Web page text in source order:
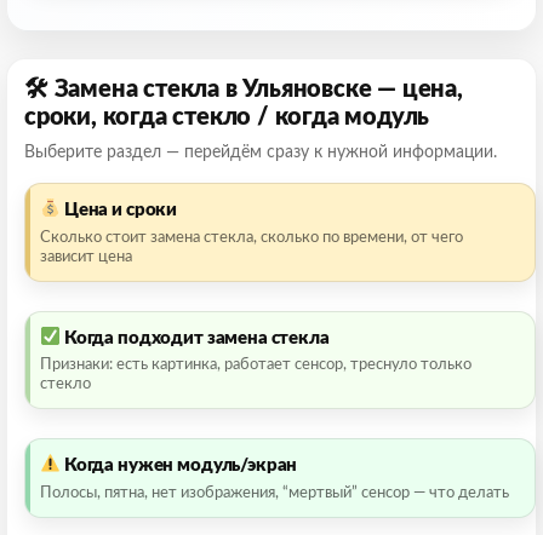
🛠 Замена стекла в Ульяновске — цена,
сроки, когда стекло / когда модуль
Выберите раздел — перейдём сразу к нужной информации.
Цена и сроки
Сколько стоит замена стекла, сколько по времени, от чего
зависит цена
Когда подходит замена стекла
Признаки: есть картинка, работает сенсор, треснуло только
стекло
Когда нужен модуль/экран
Полосы, пятна, нет изображения, “мертвый” сенсор — что делать